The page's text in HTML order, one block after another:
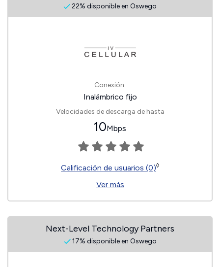
22% disponible en Oswego
Conexión:
Inalámbrico fijo
Velocidades de descarga de hasta
10Mbps
Calificación de usuarios (0)◊
Ver más
Next-Level Technology Partners
17% disponible en Oswego